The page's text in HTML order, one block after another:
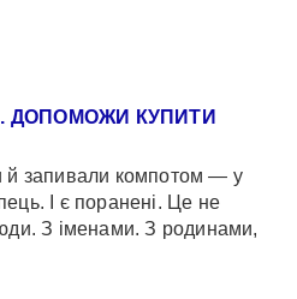
ДОПОМОЖИ КУПИТИ
й запивали компотом — у
І є поранені. Це не
З іменами. З родинами,